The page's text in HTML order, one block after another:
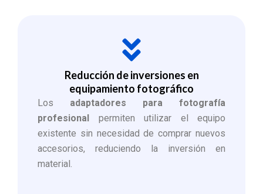
Reducción de inversiones en
equipamiento fotográfico
Los adaptadores para fotografía
profesional permiten utilizar el equipo
existente sin necesidad de comprar nuevos
accesorios, reduciendo la inversión en
material.